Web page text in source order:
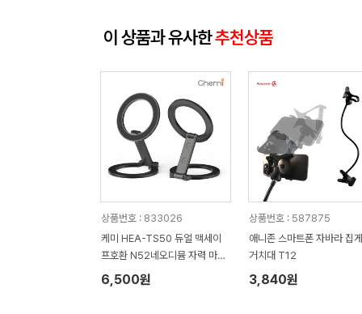
이 상품과 유사한추천상품
상품번호 : 833026
케미 HEA-TS50 듀얼 맥세이
프호환 N52네오디뮴 자력 마그
네틱 링 홀더
6,500원
상품번호 : 587875
애니존 스마트폰 자바라 집
거치대 T12
3,840원